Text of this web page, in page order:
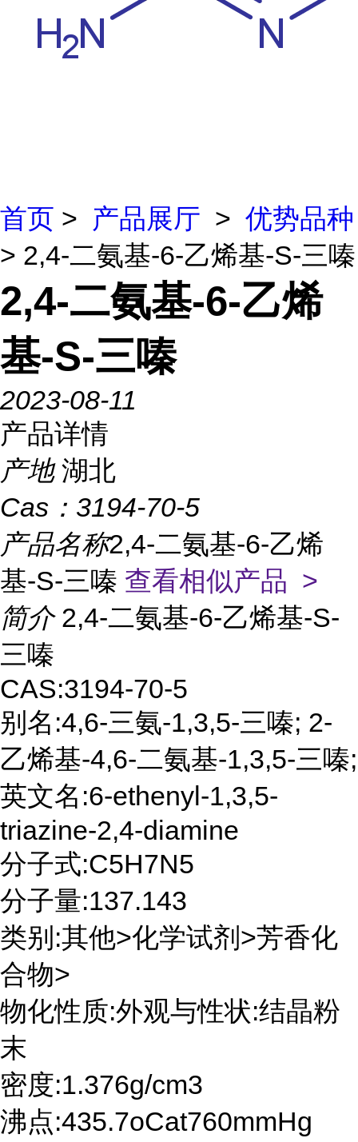
首页 > 产品展厅 > 优势品种
> 2,4-二氨基-6-乙烯基-S-三嗪
2,4-二氨基-6-乙烯
基-S-三嗪
2023-08-11
产品详情
产地 湖北
Cas： 3194-70-5
产品名称2,4-二氨基-6-乙烯
基-S-三嗪 查看相似产品 >
简介 2,4-二氨基-6-乙烯基-S-
三嗪
CAS:3194-70-5
别名:4,6-三氨-1,3,5-三嗪; 2-
乙烯基-4,6-二氨基-1,3,5-三嗪;
英文名:6-ethenyl-1,3,5-
triazine-2,4-diamine
分子式:C5H7N5
分子量:137.143
类别:其他>化学试剂>芳香化
合物>
物化性质:外观与性状:结晶粉
末
密度:1.376g/cm3
沸点:435.7oCat760mmHg